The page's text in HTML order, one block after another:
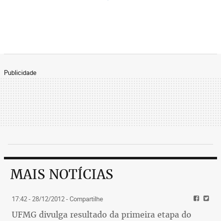
Publicidade
MAIS NOTÍCIAS
17:42 - 28/12/2012- Compartilhe
UFMG divulga resultado da primeira etapa do